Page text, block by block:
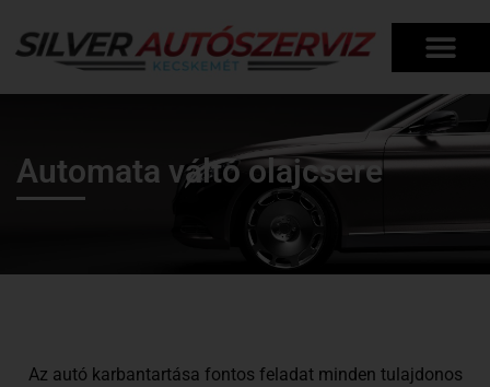
Automata váltó olajcsere
Az autó karbantartása fontos feladat minden tulajdonos